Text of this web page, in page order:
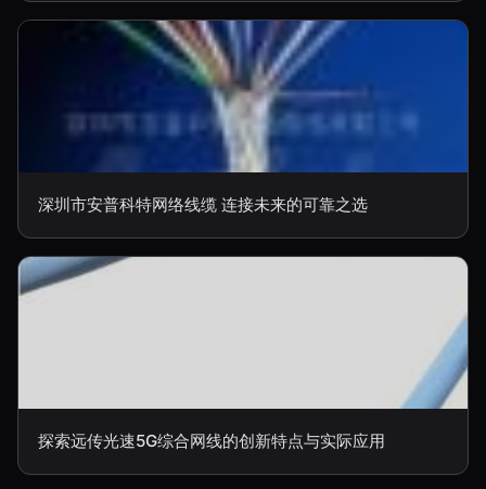
深圳市安普科特网络线缆 连接未来的可靠之选
探索远传光速5G综合网线的创新特点与实际应用